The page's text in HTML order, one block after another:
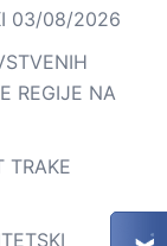
03/08/2026
REGIJE NA
TRAKE